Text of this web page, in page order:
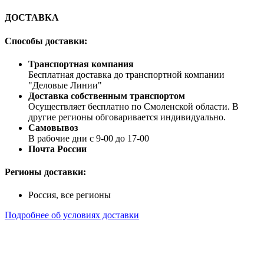
ДОСТАВКА
Способы доставки:
Транспортная компания
Бесплатная доставка до транспортной компании
"Деловые Линии"
Доставка собственным транспортом
Осуществляет бесплатно по Смоленской области. В
другие регионы обговаривается индивидуально.
Самовывоз
В рабочие дни с 9-00 до 17-00
Почта России
Регионы доставки:
Россия, все регионы
Подробнее об условиях доставки